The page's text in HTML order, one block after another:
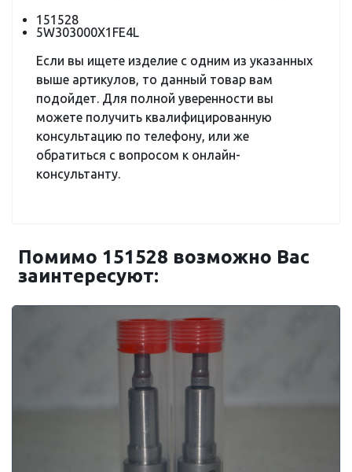
151528
5W303000X1FE4L
Если вы ищете изделие с одним из указанных
выше артикулов, то данный товар вам
подойдет. Для полной уверенности вы
можете получить квалифицированную
консультацию по телефону, или же
обратиться с вопросом к онлайн-
консультанту.
Помимо 151528 возможно Вас
заинтересуют: